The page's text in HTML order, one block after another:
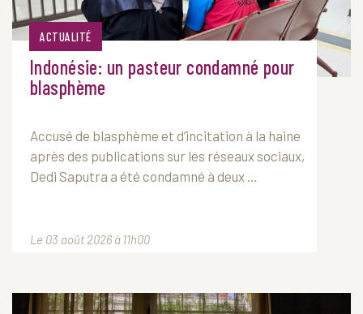
ACTUALITÉ
Indonésie: un pasteur condamné pour
blasphème
Accusé de blasphème et d’incitation à la haine
après des publications sur les réseaux sociaux,
Dedi Saputra a été condamné à deux ...
Le 03 août 2026 à 11h00